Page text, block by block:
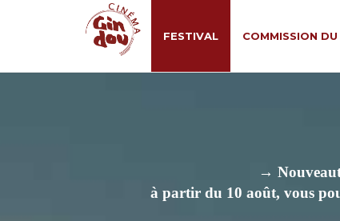
FESTIVAL COMMISSION DU
→
à partir du 10 août, vous